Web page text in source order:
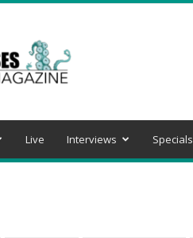
Live Interviews Specials